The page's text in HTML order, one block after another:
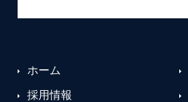
ホーム
採用情報